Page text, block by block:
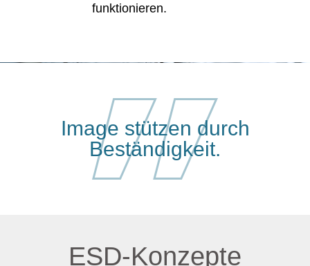
funktionieren.
Image stützen durch
Beständigkeit.
ESD-Konzepte